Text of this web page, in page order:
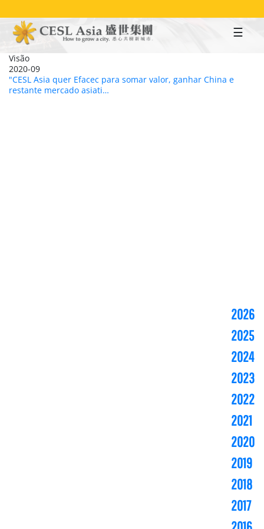
to
main
content
Visão
2020-09
"CESL Asia quer Efacec para somar valor, ganhar China e
restante mercado asiati…
2026
2025
2024
2023
2022
2021
2020
2019
2018
2017